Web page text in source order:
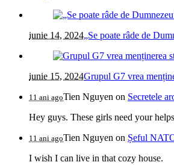
iunie 14, 2024„Se poate râde de
iunie 15, 2024Grupul G7 vrea
11 ani agoTien Nguyen on Secretele
Hey guys. These girls need your
11 ani agoTien Nguyen on Șeful
I wish I can live in that cozy house.